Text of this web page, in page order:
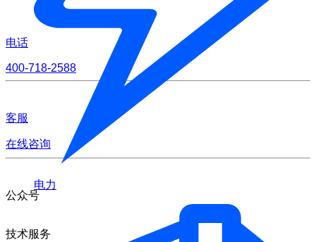
电力
电话
400-718-2588
客服
在线咨询
公众号
技术服务